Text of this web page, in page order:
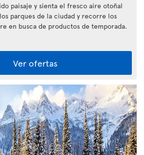
paisaje y sienta el fresco aire otoñal
parques de la ciudad y recorre los
en busca de productos de temporada.
Ver ofertas